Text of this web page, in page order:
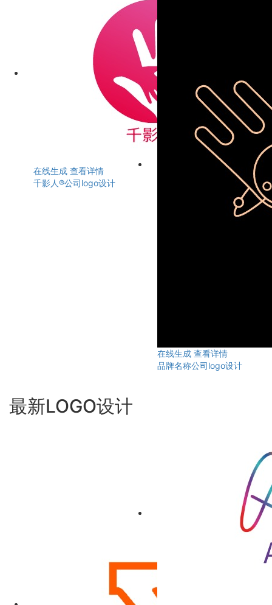
在线生成 查看详情
千影人®公司logo设计
在线生成 查看详情
品牌名称公司logo设计
最新LOGO设计